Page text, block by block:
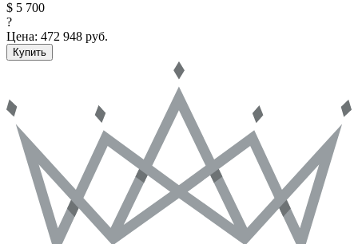
$ 5 700
?
Цена: 472 948 руб.
Купить